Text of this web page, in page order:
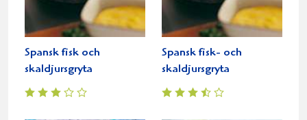
Spansk fisk och
skaldjursgryta
Spansk fisk- och
skaldjursgryta